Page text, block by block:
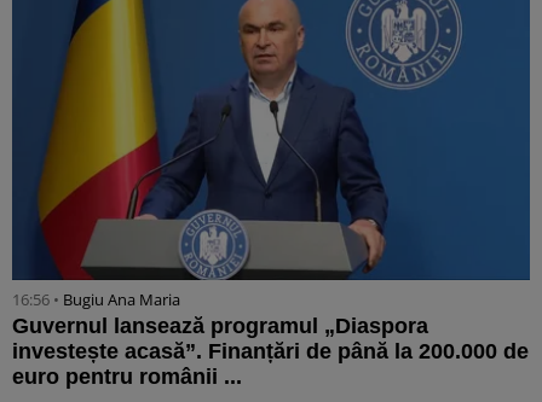
16:56 • Bugiu ⁠Ana Maria
Guvernul lansează programul „Diaspora
investește acasă”. Finanțări de până la 200.000 de
euro pentru românii ...